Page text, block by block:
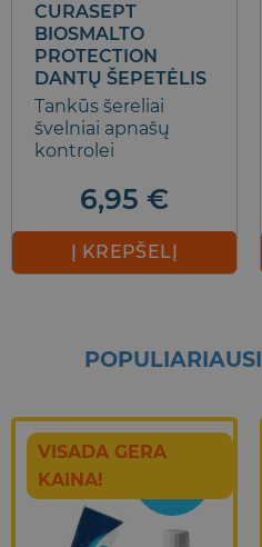
CURASEPT
BIOSMALTO
PROTECTION
DANTŲ ŠEPETĖLIS
Tankūs šereliai
švelniai apnašų
kontrolei
6,95 €
Į KREPŠELĮ
POPULIARIAUSI
VISADA GERA
KAINA!